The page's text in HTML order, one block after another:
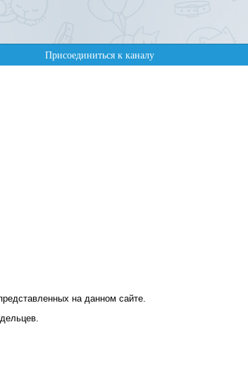
на данном сайте.